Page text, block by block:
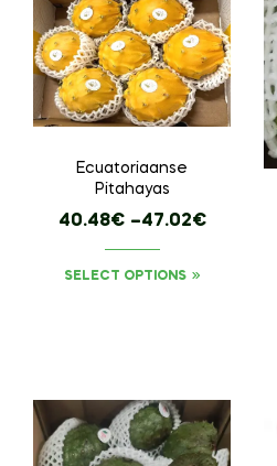
Ecuatoriaanse
Pitahayas
40.48€ –47.02€
SELECT OPTIONS